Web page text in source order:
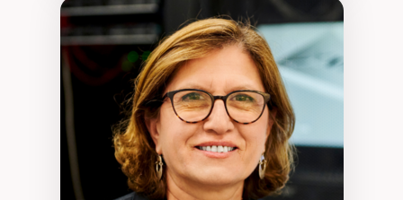
Expertises
Amérique latine
Théories du développement et
développement alternatif
Théories de l’État
Développement durable
Économie politique
Théories marxistes
Mouvements sociaux
Transition énergétique
Énergies renouvelables